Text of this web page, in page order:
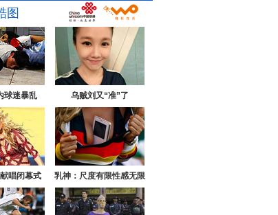
图
球迷暴乱 乌贼刘又“准”了
唱闭幕式 乳神：尺度有限性感无限